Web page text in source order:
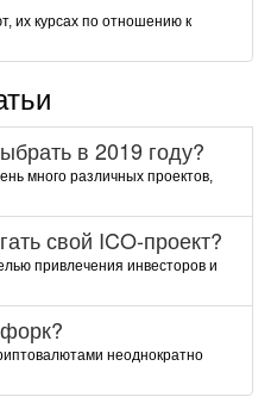
их курсах по отношению к
в 2019 году?
много различных проектов,
свой ICO-проект?
привлечения инвесторов и
неоднократно